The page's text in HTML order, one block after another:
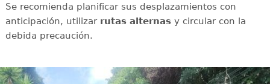
Se recomienda planificar sus desplazamientos con
anticipación, utilizar rutas alternasy circular con la
debida precaución.